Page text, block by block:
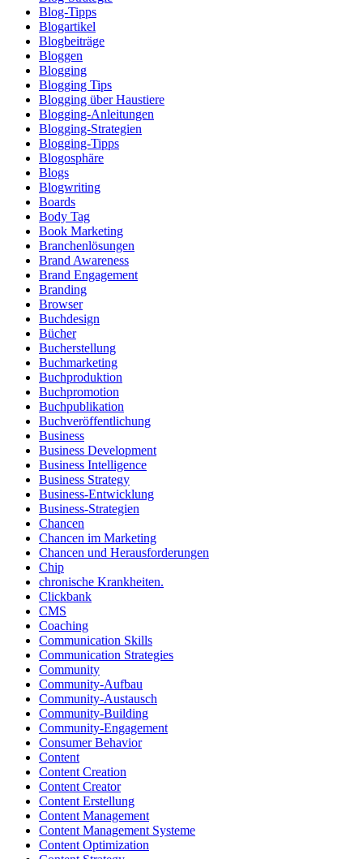
Blog-Tipps
Blogartikel
Blogbeiträge
Bloggen
Blogging
Blogging Tips
Blogging über Haustiere
Blogging-Anleitungen
Blogging-Strategien
Blogging-Tipps
Blogosphäre
Blogs
Blogwriting
Boards
Body Tag
Book Marketing
Branchenlösungen
Brand Awareness
Brand Engagement
Branding
Browser
Buchdesign
Bücher
Bucherstellung
Buchmarketing
Buchproduktion
Buchpromotion
Buchpublikation
Buchveröffentlichung
Business
Business Development
Business Intelligence
Business Strategy
Business-Entwicklung
Business-Strategien
Chancen
Chancen im Marketing
Chancen und Herausforderungen
Chip
chronische Krankheiten.
Clickbank
CMS
Coaching
Communication Skills
Communication Strategies
Community
Community-Aufbau
Community-Austausch
Community-Building
Community-Engagement
Consumer Behavior
Content
Content Creation
Content Creator
Content Erstellung
Content Management
Content Management Systeme
Content Optimization